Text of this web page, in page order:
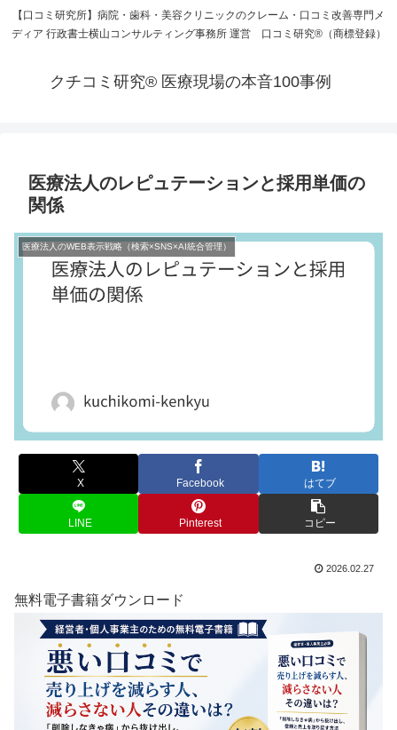
【口コミ研究所】病院・歯科・美容クリニックのクレーム・口コミ改善専門メ
ディア 行政書士横山コンサルティング事務所 運営 口コミ研究®（商標登録）
クチコミ研究® 医療現場の本音100事例
医療法人のレピュテーションと採用単価の
関係
医療法人のWEB表示戦略（検索×SNS×AI統合管理）
X Facebook はてブ
LINE Pinterest コピー
2026.02.27
無料電子書籍ダウンロード